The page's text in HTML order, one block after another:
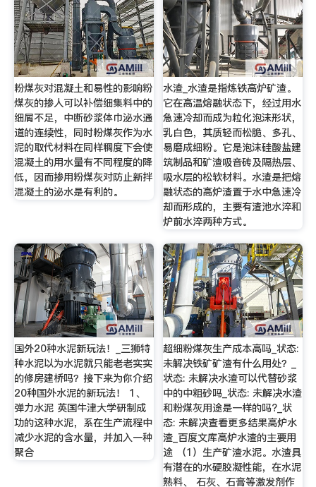
粉煤灰对混凝土和易性的影响粉
煤灰的掺人可以补偿细集料中的
细屑不足，中断砂浆体巾泌水通
道的连续性，同时粉煤灰作为水
泥的取代材料在同样稠度下会使
混凝土的用水量有不同程度的降
低，因而掺用粉煤灰对防止新拌
混凝土的泌水是有利的。
水渣_水渣是指炼铁高炉矿渣。
它在高温熔融状态下，经过用水
急速冷却而成为粒化泡沫形状，
乳白色，其质轻而松脆、多孔、
易磨成细粉。它是泡沫硅酸盐建
筑制品和矿渣吸音砖及隔热层、
吸水层的松软材料。水渣是把熔
融状态的高炉渣置于水中急速冷
却而形成的，主要有渣池水淬和
炉前水淬两种方式。
国外20种水泥新玩法！_三狮特
种水泥以为水泥就只能老老实实
的修房建桥吗？接下来为你介绍
20种国外水泥的新玩法！ 1、
弹力水泥 英国牛津大学研制成
功的这种水泥，系在生产流程中
减少水泥的含水量，并加入一种
聚合
超细粉煤灰生产成本高吗_状态:
未解决铁矿矿渣有什么用处？_
状态: 未解决水渣可以代替砂浆
中的中粗砂吗_状态: 未解决水渣
和粉煤灰用途是一样的吗?_状
态: 未解决查看更多结果高炉水
渣_百度文库高炉水渣的主要用
途 （1）生产矿渣水泥。水渣具
有潜在的水硬胶凝性能，在水泥
熟料、 石灰、石膏等激发剂作